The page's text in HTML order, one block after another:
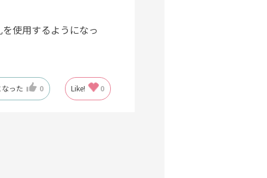
使用するようになっ
った 0 Like! 0